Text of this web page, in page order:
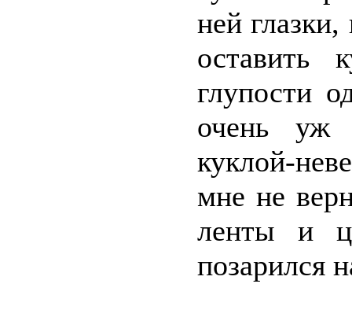
ней
оставить
глупости
очень уж
куклой-
мне не
ленты и
позарился